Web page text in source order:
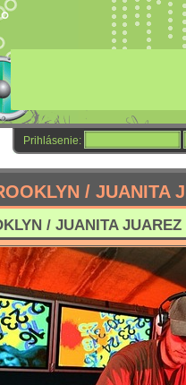
Prihlásenie:
/ JUANITA
/ JUANITA